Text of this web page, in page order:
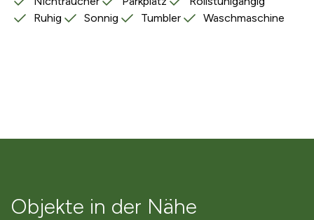
Ruhig
Sonnig Tumbler Waschmaschine
Objekte in der Nähe